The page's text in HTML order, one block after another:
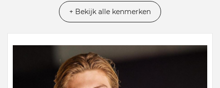
+ Bekijk alle kenmerken